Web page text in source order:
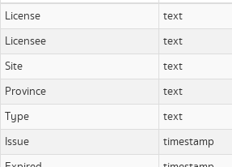
License
text
Licensee
text
Site
text
Province
text
Type
text
Issue
timestamp